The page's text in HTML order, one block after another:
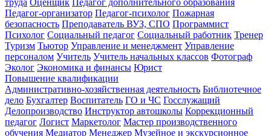
труда Оценщик Педагог дополнительного образования
Педагог-организатор Педагог-психолог Пожарная
безопасность Преподаватель ВУЗ, СПО Программист
Психолог Социальный педагог Социальный работник Тренер
Туризм Тьютор Управление и менеджмент Управление
персоналом Учитель Учитель начальных классов Фотограф
Эколог Экономика и финансы Юрист
Повышение квалификации
Административно-хозяйственная деятельность Библиотечное
дело Бухгалтер Воспитатель ГО и ЧС Госслужащий
Делопроизводство Инструктор автошколы Коррекционный
педагог Логист Маркетолог Мастер производственного
обучения Медиатор Менеджер Музейное и экскурсионное